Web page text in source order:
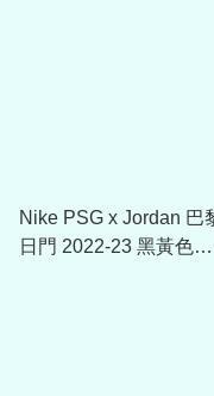
Nike PSG x Jordan 巴
日門 2022-23 黑黃色